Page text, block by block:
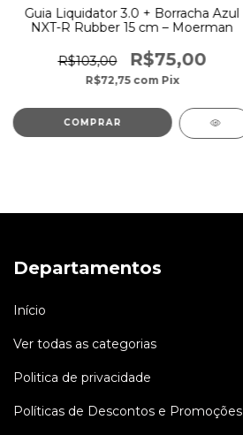
Guia Liquidator 3.0 + Borracha Azul
NXT-R Rubber 15 cm – Moerman
R$103,00 R$75,00
R$72,75 com Pix
Departamentos
Início
Ver todas as categorias
Politica de privacidade
Políticas de Descontos e Promoções